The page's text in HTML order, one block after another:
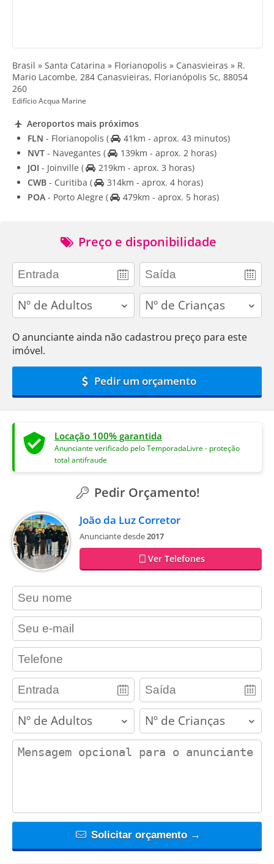
Brasil » Santa Catarina » Florianopolis » Canasvieiras » R.
Mario Lacombe, 284 Canasvieiras, Florianópolis Sc, 88054
260
Edifício Acqua Marine
Aeroportos mais próximos
FLN - Florianopolis (
41km - aprox. 43 minutos)
NVT - Navegantes (
139km - aprox. 2 horas)
JOI - Joinville (
219km - aprox. 3 horas)
CWB - Curitiba (
314km - aprox. 4 horas)
POA - Porto Alegre ( 479km - aprox. 5 horas)
Preço e disponibilidade
adults children
O anunciante ainda não cadastrou preço para este
imóvel.
Pedir um orçamento
Locação 100% garantida
Anunciante verificado pelo TemporadaLivre - proteção
total antifraude
Pedir Orçamento!
João da Luz Corretor
Anunciante desde2017
Ver Telefones
contact_name
contact_email
contact_phone
adults children
contact_message
Solicitar orçamento →